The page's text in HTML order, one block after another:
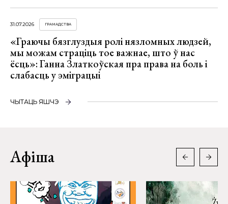
31.07.2026 ГРАМАДСТВА
«Граючы бязглуздыя ролі нязломных людзей,
мы можам страціць тое важнае, што ў нас
ёсць»: Ганна Златкоўская пра права на боль і
слабасць у эміграцыі
ЧЫТАЦЬ ЯШЧЭ
Афіша